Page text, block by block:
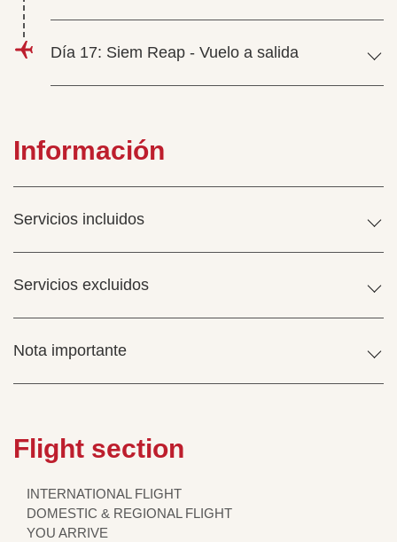
Día 17: Siem Reap - Vuelo a salida
Información
Servicios incluidos
Servicios excluidos
Nota importante
Flight section
INTERNATIONAL FLIGHT
DOMESTIC & REGIONAL FLIGHT
YOU ARRIVE